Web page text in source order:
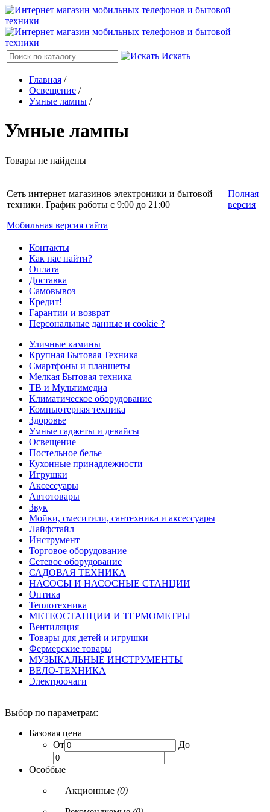
Искать
Главная /
Освещение /
Умные лампы /
Умные лампы
Товары не найдены
Сеть интернет магазинов электроники и бытовой
техники. График работы с 9:00 до 21:00
Мобильная версия сайта
Полная
версия
Контакты
Как нас найти?
Оплата
Доставка
Самовывоз
Кредит!
Гарантии и возврат
Персональные данные и cookie ?
Уличные камины
Крупная Бытовая Техника
Смартфоны и планшеты
Мелкая Бытовая техника
ТВ и Мультимедиа
Климатическое оборудование
Компьютерная техника
Здоровье
Умные гаджеты и девайсы
Освещение
Постельное белье
Кухонные принадлежности
Игрушки
Аксессуары
Автотовары
Звук
Мойки, смеситили, сантехника и аксессуары
Лайфстайл
Инструмент
Торговое оборудование
Сетевое оборудование
САДОВАЯ ТЕХНИКА
НАСОСЫ И НАСОСНЫЕ СТАНЦИИ
Оптика
Теплотехника
МЕТЕОСТАНЦИИ И ТЕРМОМЕТРЫ
Вентиляция
Товары для детей и игрушки
Фермерские товары
МУЗЫКАЛЬНЫЕ ИНСТРУМЕНТЫ
ВЕЛО-ТЕХНИКА
Электроочаги
Выбор по параметрам:
Базовая цена
От
До
Особбые
Акционные (0)